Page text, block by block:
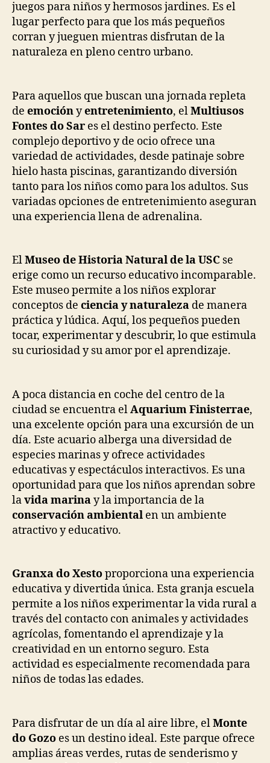
juegos para niños y hermosos jardines. Es el
lugar perfecto para que los más pequeños
corran y jueguen mientras disfrutan de la
naturaleza en pleno centro urbano.
Para aquellos que buscan una jornada repleta
de emociónyentretenimiento, elMultiusos
Fontes do Sar es el destino perfecto. Este
complejo deportivo y de ocio ofrece una
variedad de actividades, desde patinaje sobre
hielo hasta piscinas, garantizando diversión
tanto para los niños como para los adultos. Sus
variadas opciones de entretenimiento aseguran
una experiencia llena de adrenalina.
ElMuseo de Historia Natural de la USC se
erige como un recurso educativo incomparable.
Este museo permite a los niños explorar
conceptos de ciencia y naturaleza de manera
práctica y lúdica. Aquí, los pequeños pueden
tocar, experimentar y descubrir, lo que estimula
su curiosidad y su amor por el aprendizaje.
A poca distancia en coche del centro de la
ciudad se encuentra elAquarium Finisterrae,
una excelente opción para una excursión de un
día. Este acuario alberga una diversidad de
especies marinas y ofrece actividades
educativas y espectáculos interactivos. Es una
oportunidad para que los niños aprendan sobre
lavida marinay la importancia de la
conservación ambiental en un ambiente
atractivo y educativo.
Granxa do Xestoproporciona una experiencia
educativa y divertida única. Esta granja escuela
permite a los niños experimentar la vida rural a
través del contacto con animales y actividades
agrícolas, fomentando el aprendizaje y la
creatividad en un entorno seguro. Esta
actividad es especialmente recomendada para
niños de todas las edades.
Para disfrutar de un día al aire libre, elMonte
do Gozo es un destino ideal. Este parque ofrece
amplias áreas verdes, rutas de senderismo y